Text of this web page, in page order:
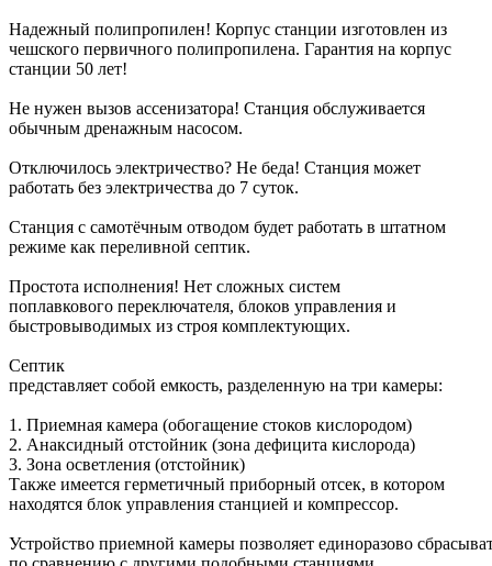
Надежный полипропилен! Корпус станции изготовлен из
чешского первичного полипропилена. Гарантия на корпус
станции 50 лет!
Не нужен вызов ассенизатора! Станция обслуживается
обычным дренажным насосом.
Отключилось электричество? Не беда! Станция может
работать без электричества до 7 суток.
Станция c самотёчным отводом будет работать в штатном
режиме как переливной септик.
Простота исполнения! Нет сложных систем
поплавкового переключателя, блоков управления и
быстровыводимых из строя комплектующих.
Септик
представляет собой емкость, разделенную на три камеры:
1. Приемная камера (обогащение стоков кислородом)
2. Анаксидный отстойник (зона дефицита кислорода)
3. Зона осветления (отстойник)
Также имеется герметичный приборный отсек, в котором
находятся блок управления станцией и компрессор.
Устройство приемной камеры позволяет единоразово